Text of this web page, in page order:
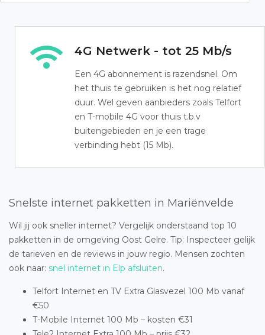
4G Netwerk - tot 25 Mb/s
Een 4G abonnement is razendsnel. Om
het thuis te gebruiken is het nog relatief
duur. Wel geven aanbieders zoals Telfort
en T-mobile 4G voor thuis t.b.v
buitengebieden en je een trage
verbinding hebt (15 Mb).
Snelste internet pakketten in Mariënvelde
Wil jij ook sneller internet? Vergelijk onderstaand top 10
pakketten in de omgeving Oost Gelre. Tip: Inspecteer gelijk
de tarieven en de reviews in jouw regio. Mensen zochten
ook naar: snel internet in Elp afsluiten.
Telfort Internet en TV Extra Glasvezel 100 Mb vanaf
€50
T-Mobile Internet 100 Mb – kosten €31